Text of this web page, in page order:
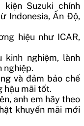
Suzuki chính
Indonesia, Ấn Độ,
hiệu như ICAR,
nghiệm, lành
nghiệp.
và đảm bảo chế
hậu mãi tốt.
anh em hãy theo
khuyến mãi mới